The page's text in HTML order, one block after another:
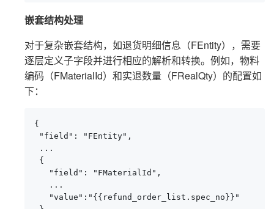
嵌套结构处理
对于复杂嵌套结构，如退货明细信息（FEntity），需要
逐层定义子字段并进行相应的解析和转换。例如，物料
编码（FMaterialId）和实退数量（FRealQty）的配置如
下：
{
"field": "FEntity",
...
{
   "field": "FMaterialId",
   ...
   "value":"{{refund_order_list.spec_no}}"